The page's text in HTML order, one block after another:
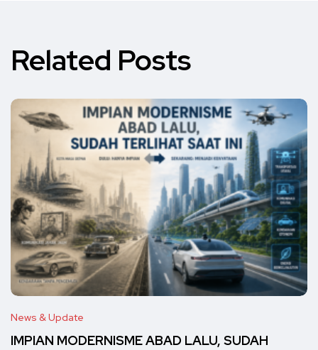
Related Posts
News & Update
IMPIAN MODERNISME ABAD LALU, SUDAH